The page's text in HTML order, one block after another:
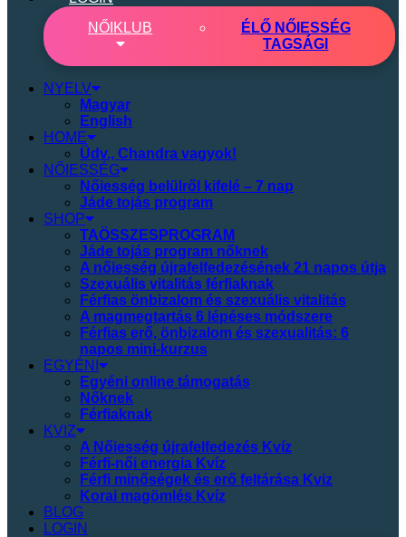
NŐI KLUB
ÉLŐ NŐIESSÉG
TAGSÁGI
NYELV
Magyar
English
HOME
Üdv., Chandra vagyok!
NŐIESSÉG
Nőiesség belülről kifelé – 7 nap
Jáde tojás program
SHOP
TAÖSSZESPROGRAM
Jáde tojás program nőknek
A nőiesség újrafelfedezésének 21 napos útja
Szexuális vitalitás férfiaknak
Férfias önbizalom és szexuális vitalitás
A magmegtartás 6 lépéses módszere
Férfias erő, önbizalom és szexualitás: 6
napos mini-kurzus
EGYÉNI
Egyéni online támogatás
Nőknek
Férfiaknak
KVIZ
A Nőiesség újrafelfedezés Kvíz
Férfi-női energia Kvíz
Férfi minőségek és erő feltárása Kviz
Korai magömlés Kvíz
BLOG
LOGIN